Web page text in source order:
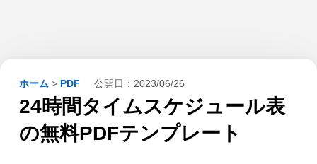
ホーム > PDF 公開日： 2023/06/26
24時間タイムスケジュール表
の無料PDFテンプレート